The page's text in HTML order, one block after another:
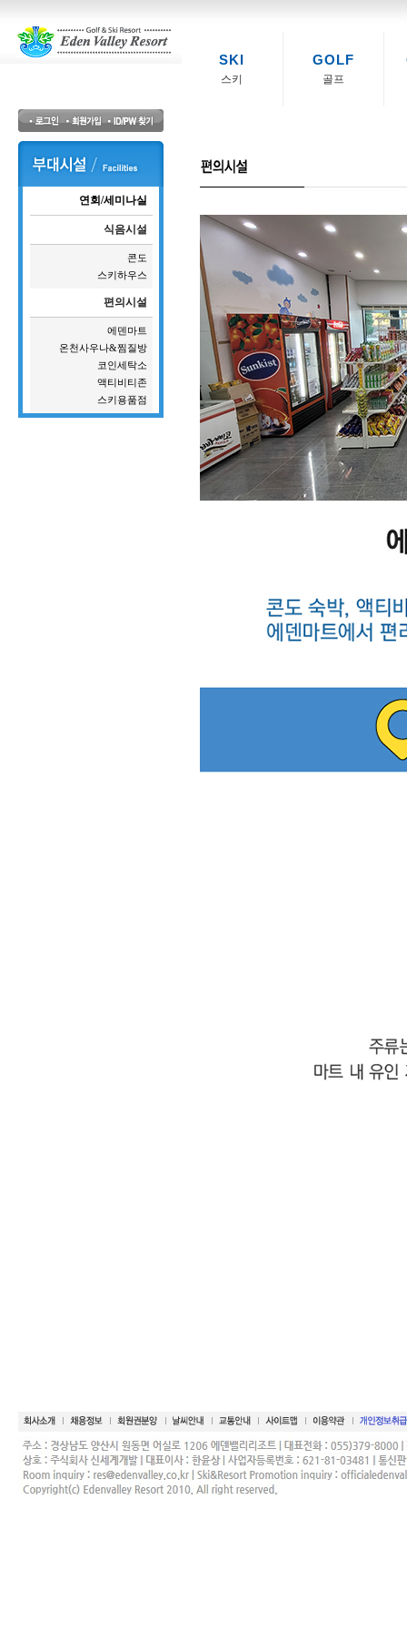
SKI
스키
GOLF
골프
연회/세미나실
식음시설
콘도
스키하우스
편의시설
에덴마트
온천사우나&찜질방
코인세탁소
액티비티존
스키용품점